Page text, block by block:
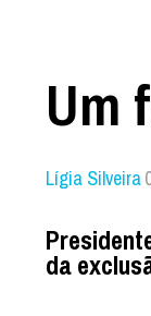
Um
Lígia Silveira
da